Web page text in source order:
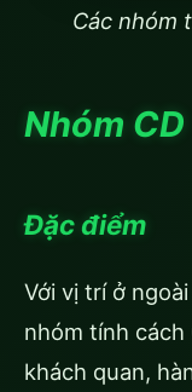
Các nhóm
Nhóm CD
Đặc điểm
Với vị trí ở
nhóm tính
khách quan,